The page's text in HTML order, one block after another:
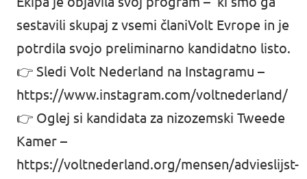
sestavili skupaj z vsemi članiVolt Evrope in je
potrdila svojo preliminarno kandidatno listo.
👉 Sledi Volt Nederland na Instagramu –
https://www.instagram.com/voltnederland/
👉 Oglej si kandidata za nizozemski Tweede
Kamer –
https://voltnederland.org/mensen/advieslijst-